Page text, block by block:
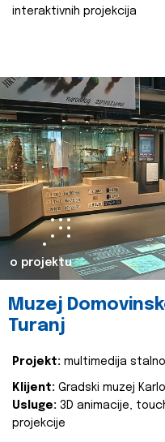
interaktivnih projekcija
o projektu
Muzej
Turanj
Projekt: multimedija
Klijent: Gradski muzej
Usluge: 3D animacije,
projekcije